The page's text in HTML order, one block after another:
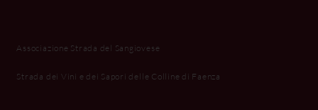
Associazione Strada del Sangiovese
Strada dei Vini e dei Sapori delle Colline di Faenza